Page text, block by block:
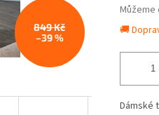
849 Kč
–39 %
Můžeme
🚚
Dámské